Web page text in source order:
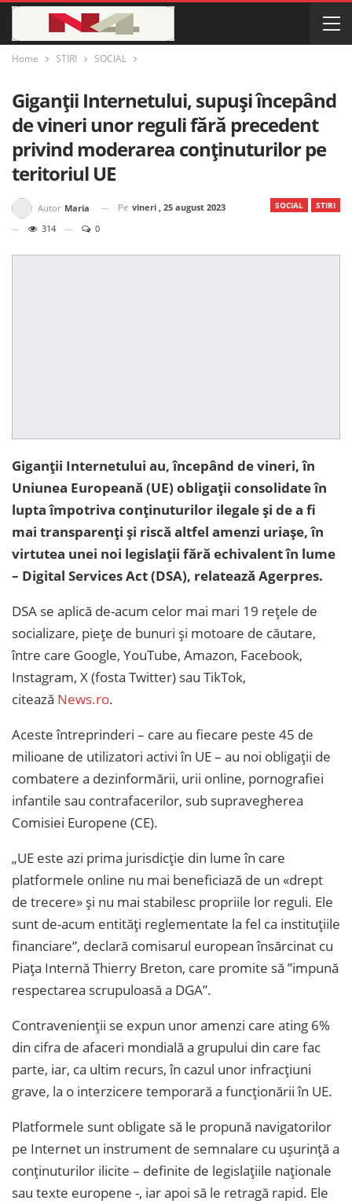
Home STIRI SOCIAL
Giganții Internetului, supuși începând
de vineri unor reguli fără precedent
privind moderarea conținuturilor pe
teritoriul UE
SOCIAL STIRI
Autor Maria Pe vineri , 25 august 2023
314
0
Giganții Internetului au, începând de vineri, în
Uniunea Europeană (UE) obligații consolidate în
lupta împotriva conținuturilor ilegale și de a fi
mai transparenți și riscă altfel amenzi uriașe, în
virtutea unei noi legislații fără echivalent în lume
– Digital Services Act (DSA), relatează Agerpres.
DSA se aplică de-acum celor mai mari 19 rețele de
socializare, piețe de bunuri și motoare de căutare,
între care Google, YouTube, Amazon, Facebook,
Instagram, X (fosta Twitter) sau TikTok,
citează News.ro.
Aceste întreprinderi – care au fiecare peste 45 de
milioane de utilizatori activi în UE – au noi obligații de
combatere a dezinformării, urii online, pornografiei
infantile sau contrafacerilor, sub supravegherea
Comisiei Europene (CE).
„UE este azi prima jurisdicție din lume în care
platformele online nu mai beneficiază de un «drept
de trecere» și nu mai stabilesc propriile lor reguli. Ele
sunt de-acum entități reglementate la fel ca instituțiile
financiare”, declară comisarul european însărcinat cu
Piața Internă Thierry Breton, care promite să ”impună
respectarea scrupuloasă a DGA”.
Contravenienții se expun unor amenzi care ating 6%
din cifra de afaceri mondială a grupului din care fac
parte, iar, ca ultim recurs, în cazul unor infracțiuni
grave, la o interzicere temporară a funcționării în UE.
Platformele sunt obligate să le propună navigatorilor
pe Internet un instrument de semnalare cu ușurință a
conținuturilor ilicite – definite de legislațiile naționale
sau texte europene -, iar apoi să le retragă rapid. Ele